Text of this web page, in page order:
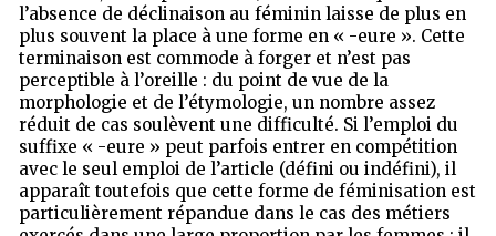
l’absence de déclinaison au féminin laisse de plus en
plus souvent la place à une forme en « -eure ». Cette
terminaison est commode à forger et n’est pas
perceptible à l’oreille : du point de vue de la
morphologie et de l’étymologie, un nombre assez
réduit de cas soulèvent une difficulté. Si l’emploi du
suffixe « -eure » peut parfois entrer en compétition
avec le seul emploi de l’article (défini ou indéfini), il
apparaît toutefois que cette forme de féminisation est
particulièrement répandue dans le cas des métiers